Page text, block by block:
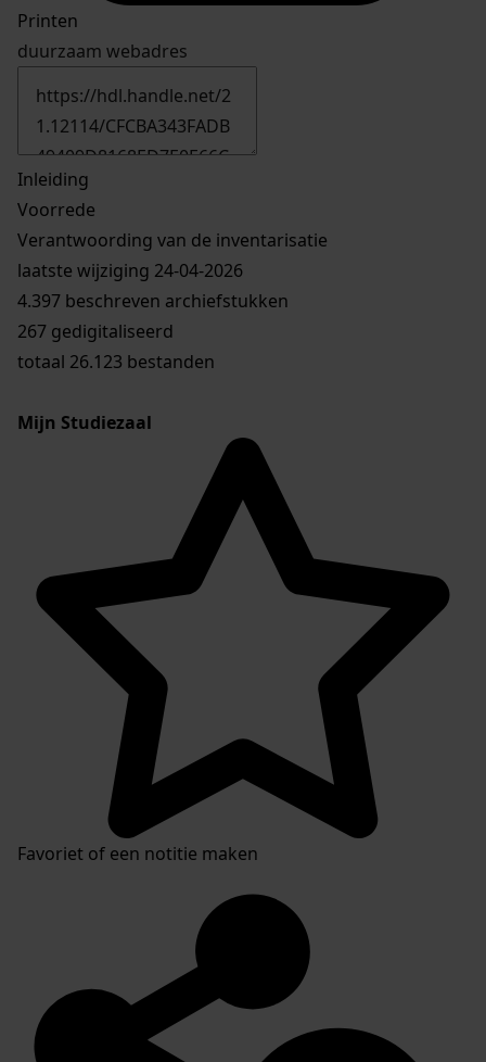
Printen
duurzaam webadres
Inleiding
Voorrede
Verantwoording van de inventarisatie
laatste wijziging 24-04-2026
4.397 beschreven archiefstukken
267 gedigitaliseerd
totaal 26.123 bestanden
Mijn Studiezaal
Favoriet of een notitie maken